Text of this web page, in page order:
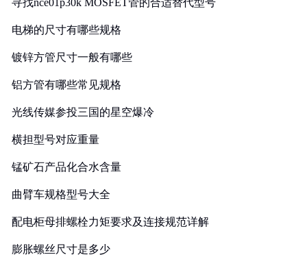
寻找nce01p30k MOSFET管的合适替代型号
电梯的尺寸有哪些规格
镀锌方管尺寸一般有哪些
铝方管有哪些常见规格
光线传媒参投三国的星空爆冷
横担型号对应重量
锰矿石产品化合水含量
曲臂车规格型号大全
配电柜母排螺栓力矩要求及连接规范详解
膨胀螺丝尺寸是多少